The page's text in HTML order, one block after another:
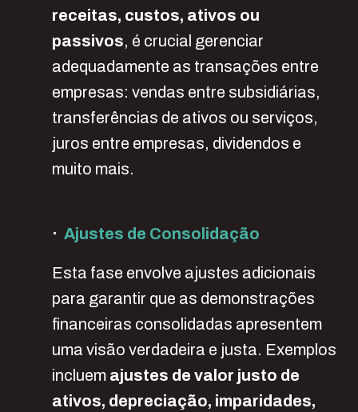
receitas, custos, ativos ou
passivos, é crucial gerenciar
adequadamente as transações entre
empresas: vendas entre subsidiárias,
transferências de ativos ou serviços,
juros entre empresas, dividendos e
muito mais.
· Ajustes de Consolidação
Esta fase envolve ajustes adicionais
para garantir que as demonstrações
financeiras consolidadas apresentem
uma visão verdadeira e justa. Exemplos
incluem ajustes de valor justo de
ativos, depreciação, imparidades,